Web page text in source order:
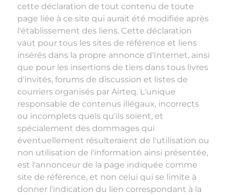
cette déclaration de tout contenu de toute
page liée à ce site qui aurait été modifiée après
l'établissement des liens. Cette déclaration
vaut pour tous les sites de référence et liens
insérés dans la propre annonce d'Internet, ainsi
que pour les insertions de tiers dans tous livres
d'invités, forums de discussion et listes de
courriers organisés par Airteq. L'unique
responsable de contenus illégaux, incorrects
ou incomplets quels qu'ils soient, et
spécialement des dommages qui
éventuellement résulteraient de l'utilisation ou
non utilisation de l'information ainsi présentée,
est l'annonceur de la page indiquée comme
site de référence, et non celui qui se limite à
donner l'indication du lien correspondant à la